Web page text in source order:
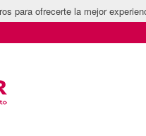
para ofrecerte la mejor